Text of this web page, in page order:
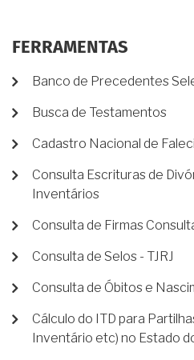
FERRAMENTAS
Banco de Precedentes
Busca de Testamentos
Cadastro Nacional de
Consulta Escrituras de
Inventários
Consulta de Firmas
Consulta de Selos - TJRJ
Consulta de Óbitos e
Cálculo do ITD para
Inventário etc) no Estado